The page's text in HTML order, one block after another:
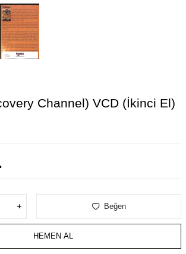
Channel) VCD (İkinci El)
Beğen
HEMEN AL